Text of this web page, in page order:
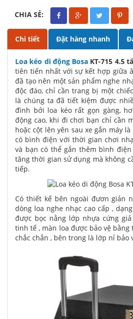
CHIA SẺ:
Chi tiết Đặt hàng nhanh
Loa kéo di động Bosa KT-715 4.5
tiên tiến nhất với sự kết hợp giữa
đã tạo nên một sản phẩm nghe
độc đáo, chỉ cần trang bị một
là chúng ta đã tiết kiệm được
đình bởi loa kéo rất gọn gàng,
động cao, khi đi chơi bạn chỉ cần
hoặc cột lên yên sau xe gắn máy
có bình điện với thời gian chơi
và bạn có thể gắn thêm bình
tăng thời gian sử dụng mà không
tiếp.
Có thiết kế bên ngoài đươn giản
dòng loa nghe nhạc cao cấp ,
được bọc nằng lớp nhựa cứng
tinh tế , màn loa được bảo vệ
chắc chắn , bên trong là lớp nỉ bảo